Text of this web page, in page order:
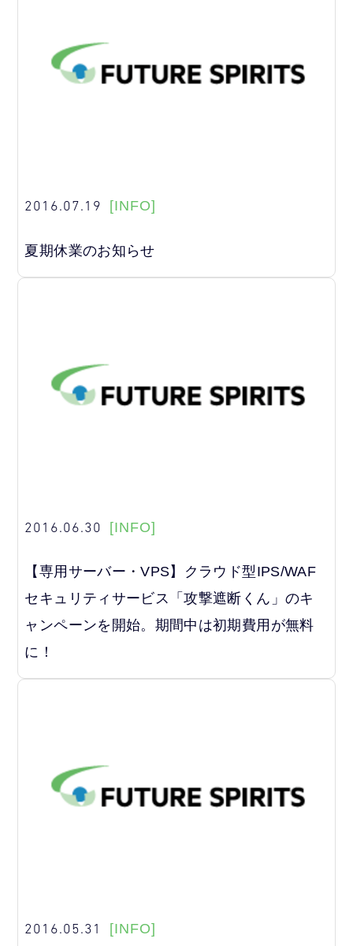
2016.07.19 [INFO]
夏期休業のお知らせ
2016.06.30 [INFO]
【専用サーバー・VPS】クラウド型IPS/WAF
セキュリティサービス「攻撃遮断くん」のキ
ャンペーンを開始。期間中は初期費用が無料
に！
2016.05.31 [INFO]